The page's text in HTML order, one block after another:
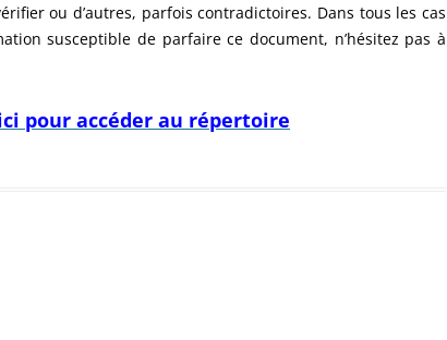
ou d’autres, parfois contradictoires. Dans tous les cas
susceptible de parfaire ce document, n’hésitez pas à
pour accéder au répertoire